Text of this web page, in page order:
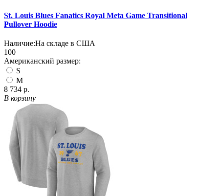
St. Louis Blues Fanatics Royal Meta Game Transitional
Pullover Hoodie
Наличие:На складе в США
100
Американский размер:
S
M
8 734 р.
В корзину